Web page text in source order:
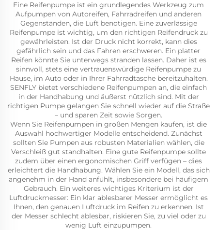
Eine Reifenpumpe ist ein grundlegendes Werkzeug zum
Aufpumpen von Autoreifen, Fahrradreifen und anderen
Gegenständen, die Luft benötigen. Eine zuverlässige
Reifenpumpe ist wichtig, um den richtigen Reifendruck zu
gewährleisten. Ist der Druck nicht korrekt, kann dies
gefährlich sein und das Fahren erschweren. Ein platter
Reifen könnte Sie unterwegs stranden lassen. Daher ist es
sinnvoll, stets eine vertrauenswürdige Reifenpumpe zu
Hause, im Auto oder in Ihrer Fahrradtasche bereitzuhalten.
SENFLY bietet verschiedene Reifenpumpen an, die einfach
in der Handhabung und äußerst nützlich sind. Mit der
richtigen Pumpe gelangen Sie schnell wieder auf die Straße
– und sparen Zeit sowie Sorgen.
Wenn Sie Reifenpumpen in großen Mengen kaufen, ist die
Auswahl hochwertiger Modelle entscheidend. Zunächst
sollten Sie Pumpen aus robusten Materialien wählen, die
Verschleiß gut standhalten. Eine gute Reifenpumpe sollte
zudem über einen ergonomischen Griff verfügen – dies
erleichtert die Handhabung. Wählen Sie ein Modell, das sich
angenehm in der Hand anfühlt, insbesondere bei häufigem
Gebrauch. Ein weiteres wichtiges Kriterium ist der
Luftdruckmesser: Ein klar ablesbarer Messer ermöglicht es
Ihnen, den genauen Luftdruck im Reifen zu erkennen. Ist
der Messer schlecht ablesbar, riskieren Sie, zu viel oder zu
wenig Luft einzupumpen.